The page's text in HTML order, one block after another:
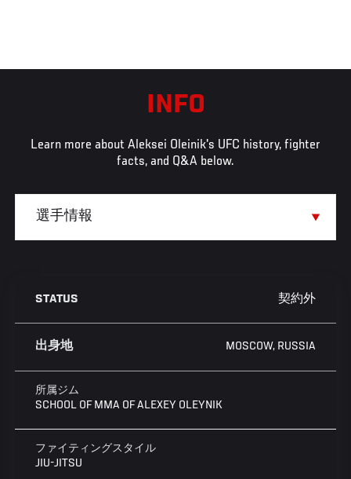
INFO
Learn more about Aleksei Oleinik's UFC history, fighter
facts, and Q&A below.
STATUS 契約外
出身地 MOSCOW, RUSSIA
所属ジム
SCHOOL OF MMA OF ALEXEY OLEYNIK
ファイティングスタイル
JIU-JITSU